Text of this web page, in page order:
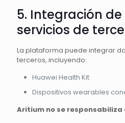
5. Integración
servicios de
La plataforma puede integrar
terceros, incluyendo:
Huawei Health Kit
Dispositivos wearables
Aritium no se responsabiliza